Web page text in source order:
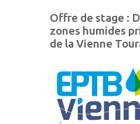
Offre de stage :
zones humides
de la Vienne